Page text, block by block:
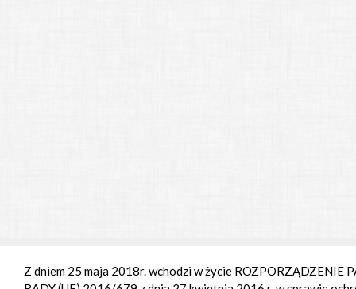
Z dniem 25 maja 2018r. wchodzi w życie ROZPORZĄDZENIE